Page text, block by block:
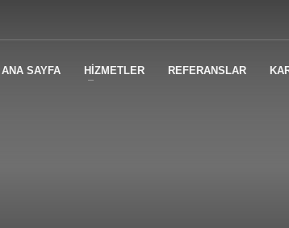
ANA SAYFA HİZMETLER REFERANSLAR